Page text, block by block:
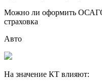
Можно ли оформить ОСАГО
страховка
Авто
На значение КТ влияют: